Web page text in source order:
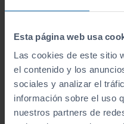
Esta página web usa
Las cookies de este sitio
el contenido y los
sociales y analizar el
información sobre el uso
nuestros partners de